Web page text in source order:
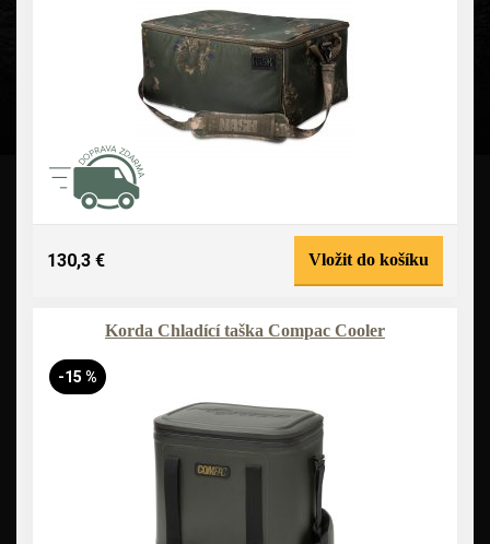
130,3 € Vložit do košíku
Korda Chladící taška Compac Cooler
-15 %